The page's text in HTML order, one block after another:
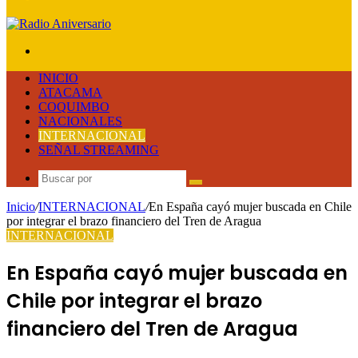
INICIO
ATACAMA
COQUIMBO
NACIONALES
INTERNACIONAL
SEÑAL STREAMING
Buscar
por
Inicio/INTERNACIONAL/En España cayó mujer buscada en Chile
por integrar el brazo financiero del Tren de Aragua
INTERNACIONAL
En España cayó mujer buscada en
Chile por integrar el brazo
financiero del Tren de Aragua